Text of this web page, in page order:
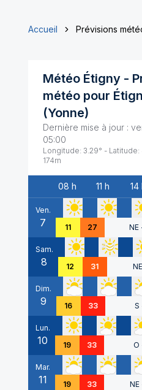
Accueil Prévisions
Météo Étigny-
météo pour
(Yonne)
Dernière mise à jour :
05:00
Longitude: 3.29° - Latitude:
174m
Date
08 h 11 h 14
Ven.
7 11 27 NE
Sam.
8 12 31 NE
Dim.
9 16 33 S
Lun.
10 19 33 O
Mar.
11 19 33 NE